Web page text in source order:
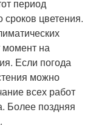
период
цветения.
момент на
Если погода
можно
всех работ
Более поздняя